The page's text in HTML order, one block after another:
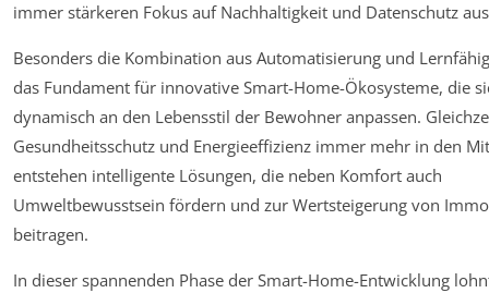
immer stärkeren Fokus auf Nachhaltigkeit und Datenschutz
Besonders die Kombination aus Automatisierung und
das Fundament für innovative Smart-Home-Ökosysteme, die
dynamisch an den Lebensstil der Bewohner anpassen.
Gesundheitsschutz und Energieeffizienz immer mehr in den
entstehen intelligente Lösungen, die neben Komfort auch
Umweltbewusstsein fördern und zur Wertsteigerung von
beitragen.
In dieser spannenden Phase der Smart-Home-Entwicklung